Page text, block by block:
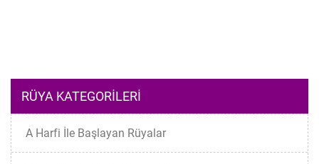
RÜYA KATEGORILERI
A Harfi İle Başlayan Rüyalar